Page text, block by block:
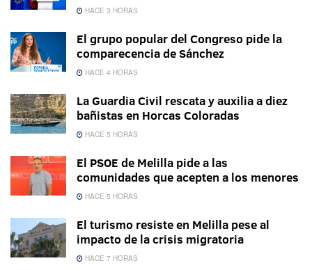
HACE 3 HORAS
El grupo popular del Congreso pide la
comparecencia de Sánchez
HACE 4 HORAS
La Guardia Civil rescata y auxilia a diez
bañistas en Horcas Coloradas
HACE 5 HORAS
El PSOE de Melilla pide a las
comunidades que acepten a los menores
HACE 5 HORAS
El turismo resiste en Melilla pese al
impacto de la crisis migratoria
HACE 7 HORAS